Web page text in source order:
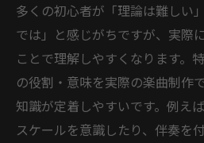
多くの初心者が「理論は難しい
では」と感じがちですが、実際
ことで理解しやすくなります。
の役割・意味を実際の楽曲制作
知識が定着しやすいです。例え
スケールを意識したり、伴奏を